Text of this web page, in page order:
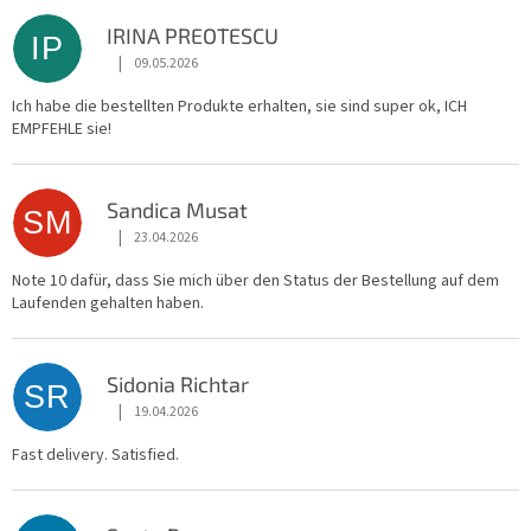
s
t
e
d
e
r
e
w
r
t
u
n
g
e
n
IP IRINA PREOTESCU
Die Shop-Bewertung beträgt 5 von 5 Sternen.
| 09.05.2026
Ich habe die bestellten Produkte erhalten, sie sind super ok, ICH
EMPFEHLE sie!
SM Sandica Musat
Die Shop-Bewertung beträgt 5 von 5 Sternen.
| 23.04.2026
Note 10 dafür, dass Sie mich über den Status der Bestellung auf dem
Laufenden gehalten haben.
SR Sidonia Richtar
Die Shop-Bewertung beträgt 5 von 5 Sternen.
| 19.04.2026
Fast delivery. Satisfied.